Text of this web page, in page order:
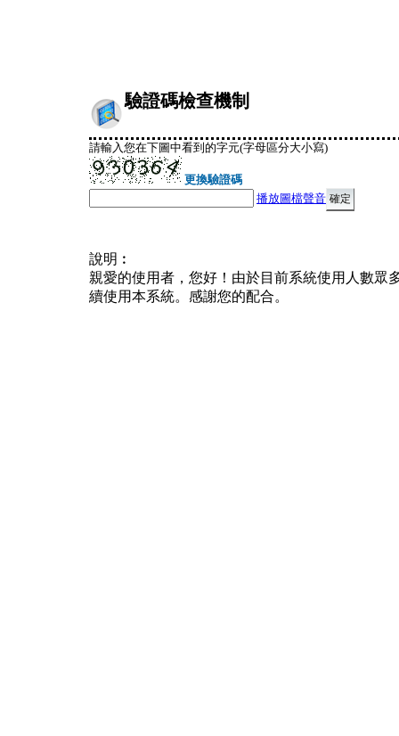
驗證碼檢查機制
請輸入您在下圖中看到的字元(字母區分大小寫)
更換驗證碼
播放圖檔聲音
說明︰
親愛的使用者，您好！由於目前系統使用人數眾
續使用本系統。感謝您的配合。